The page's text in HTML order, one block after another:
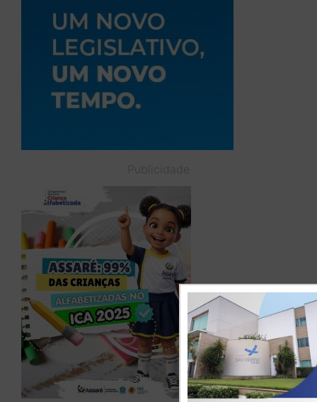
Publicidade